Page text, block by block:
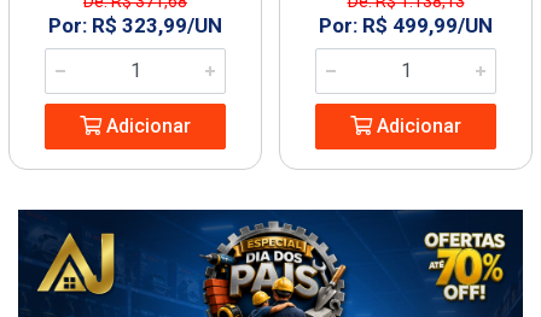
Por: R$ 323,99/UN
Adicionar
Por: R$ 499,99/UN
Adicionar